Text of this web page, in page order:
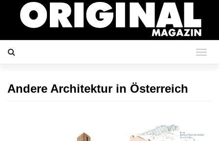
Andere Architektur in Österreich